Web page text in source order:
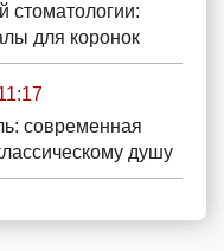
стоматологии:
для коронок
современная
душу